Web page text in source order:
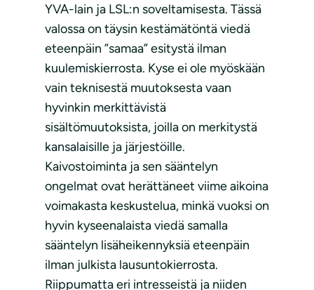
YVA-lain ja LSL:n soveltamisesta. Tässä
valossa on täysin kestämätöntä viedä
eteenpäin ”samaa” esitystä ilman
kuulemiskierrosta. Kyse ei ole myöskään
vain teknisestä muutoksesta vaan
hyvinkin merkittävistä
sisältömuutoksista, joilla on merkitystä
kansalaisille ja järjestöille.
Kaivostoiminta ja sen sääntelyn
ongelmat ovat herättäneet viime aikoina
voimakasta keskustelua, minkä vuoksi on
hyvin kyseenalaista viedä samalla
sääntelyn lisäheikennyksiä eteenpäin
ilman julkista lausuntokierrosta.
Riippumatta eri intresseistä ja niiden